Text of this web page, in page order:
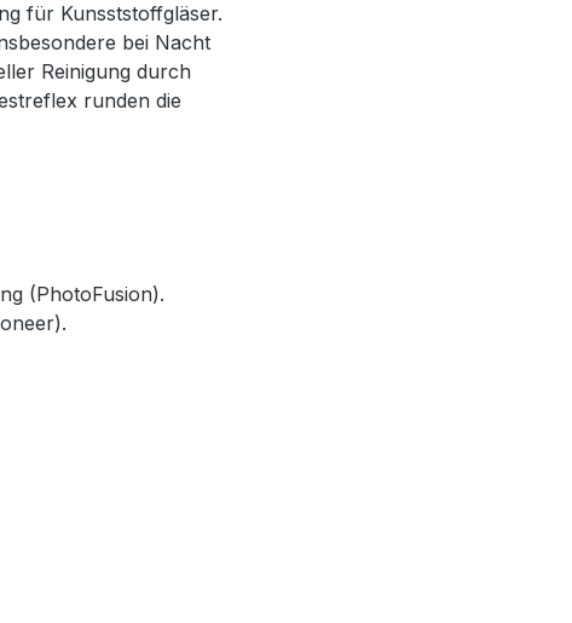
für Kunsststoffgläser.
bei Nacht
Reinigung durch
runden die
(PhotoFusion).